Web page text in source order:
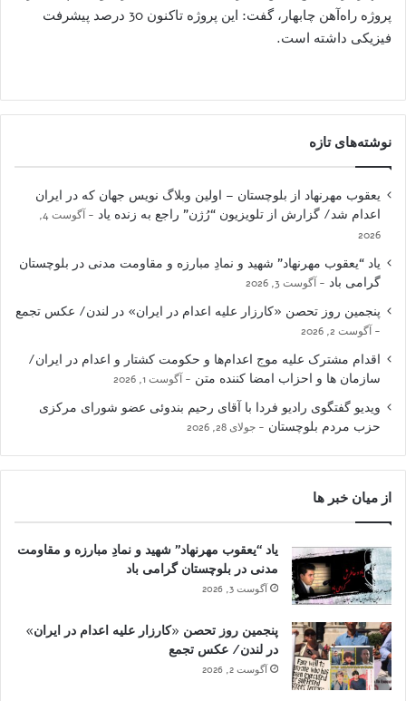
پروژه راه‌آهن چابهار، گفت: این پروژه تاکنون 30 درصد پیشرفت
فیزیکی داشته است.
نوشته‌های تازه
یعقوب مهرنهاد از بلوچستان – اولین وبلاگ نویس جهان که در ایران
اعدام شد/ گزارش از تلویزیون “رُژن” راجع به زنده یاد
آگوست 4,
2026
یاد “یعقوب مهرنهاد” شهید و نمادِ مبارزه و مقاومت مدنی در بلوچستان
گرامی باد
آگوست 3, 2026
پنجمین روز تحصن «کارزار علیه اعدام در ایران» در لندن/ عکس تجمع
آگوست 2, 2026
اقدام مشترک علیه موج اعدام‌ها و حکومت کشتار و اعدام در ایران/
سازمان ها و احزاب امضا کننده متن
آگوست 1, 2026
ویدیو گفتگوی رادیو فردا با آقای رحیم بندوئی عضو شورای مرکزی
حزب مردم بلوچستان
جولای 28, 2026
از میان خبر ها
یاد “یعقوب مهرنهاد” شهید و نمادِ مبارزه و مقاومت
مدنی در بلوچستان گرامی باد
آگوست 3, 2026
پنجمین روز تحصن «کارزار علیه اعدام در ایران»
در لندن/ عکس تجمع
آگوست 2, 2026